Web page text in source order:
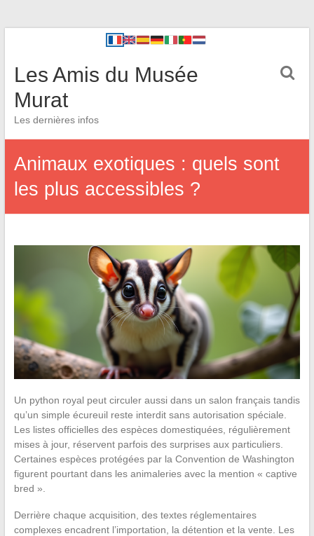
Les Amis du Musée
Murat
Les dernières infos
Animaux exotiques : quels sont
les plus accessibles ?
Un python royal peut circuler aussi dans un salon français tandis
qu’un simple écureuil reste interdit sans autorisation spéciale.
Les listes officielles des espèces domestiquées, régulièrement
mises à jour, réservent parfois des surprises aux particuliers.
Certaines espèces protégées par la Convention de Washington
figurent pourtant dans les animaleries avec la mention « captive
bred ».
Derrière chaque acquisition, des textes réglementaires
complexes encadrent l’importation, la détention et la vente. Les